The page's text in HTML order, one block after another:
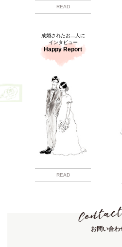
READ
成婚されたお二人に
インタビュー
Happy Report
READ
お問い合わ